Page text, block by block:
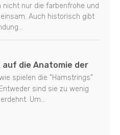
nur die farbenfrohe und
Auch historisch gibt
auf die Anatomie der
spielen die "Hamstrings"
sind sie zu wenig
Um...